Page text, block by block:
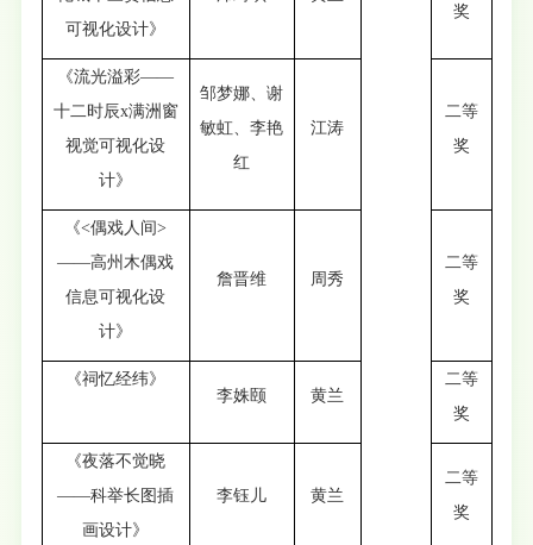
可视化设计》
奖
《流光溢彩——
十二时辰x满洲窗
视觉可视化设
计》
邹梦娜、谢
敏虹、李艳
红
江涛
二等
奖
《<偶戏人间>
——高州木偶戏
信息可视化设
计》
詹晋维 周秀
二等
奖
《祠忆经纬》
李姝颐
黄兰
二等
奖
《夜落不觉晓
——科举长图插
画设计》
李钰儿 黄兰
二等
奖